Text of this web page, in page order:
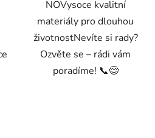
NOVysoce kvalitní
materiály pro dlouhou
životnostNevíte si rady?
Ozvěte se – rádi vám
poradíme! 📞😊